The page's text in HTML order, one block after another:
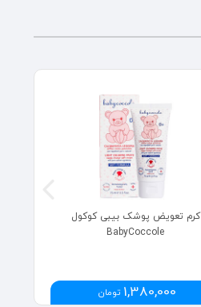
کرم تعویض پوشک بیبی کوکول
BabyCoccole
1,380,000 تومان